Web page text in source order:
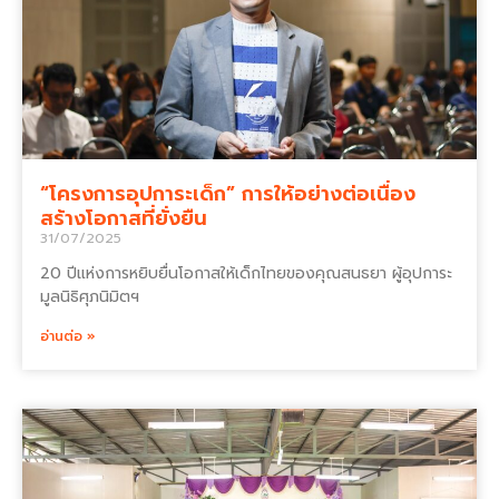
“โครงการอุปการะเด็ก” การให้อย่างต่อเนื่อง
สร้างโอกาสที่ยั่งยืน
31/07/2025
20 ปีแห่งการหยิบยื่นโอกาสให้เด็กไทยของคุณสนธยา ผู้อุปการะ
มูลนิธิศุภนิมิตฯ
อ่านต่อ »